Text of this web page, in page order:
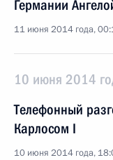
Германии
11 июня 2014 года,
10 июня 2014
Телефонный
Карлосом I
10 июня 2014 года,